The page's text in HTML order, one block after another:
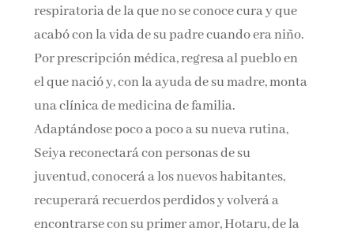
respiratoria de la que no se conoce cura y que
acabó con la vida de su padre cuando era niño.
Por prescripción médica, regresa al pueblo en
el que nació y, con la ayuda de su madre, monta
una clínica de medicina de familia.
Adaptándose poco a poco a su nueva rutina,
Seiya reconectará con personas de su
juventud, conocerá a los nuevos habitantes,
recuperará recuerdos perdidos y volverá a
encontrarse con su primer amor, Hotaru, de la